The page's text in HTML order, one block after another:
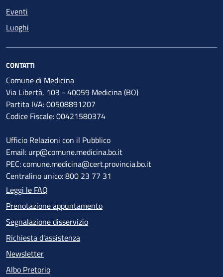
Eventi
Luoghi
CONTATTI
Comune di Medicina
Via Libertà, 103 - 40059 Medicina (BO)
Partita IVA: 00508891207
Codice Fiscale: 00421580374
Ufficio Relazioni con il Pubblico
Email: urp@comune.medicina.bo.it
PEC: comune.medicina@cert.provincia.bo.it
Centralino unico: 800 23 77 31
Leggi le FAQ
Prenotazione appuntamento
Segnalazione disservizio
Richiesta d'assistenza
Newsletter
Albo Pretorio